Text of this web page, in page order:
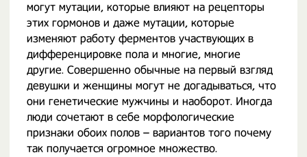
могут мутации, которые влияют на рецепторы
этих гормонов и даже мутации, которые
изменяют работу ферментов участвующих в
дифференцировке пола и многие, многие
другие. Совершенно обычные на первый взгляд
девушки и женщины могут не догадываться, что
они генетические мужчины и наоборот. Иногда
люди сочетают в себе морфологические
признаки обоих полов – вариантов того почему
так получается огромное множество.